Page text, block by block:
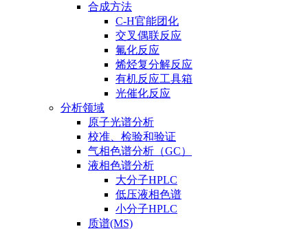
合成方法
C-H官能团化
交叉偶联反应
氟化反应
烯烃复分解反应
有机反应工具箱
光催化反应
分析领域
原子光谱分析
校准、检验和验证
气相色谱分析（GC）
液相色谱分析
大分子HPLC
低压液相色谱
小分子HPLC
质谱(MS)